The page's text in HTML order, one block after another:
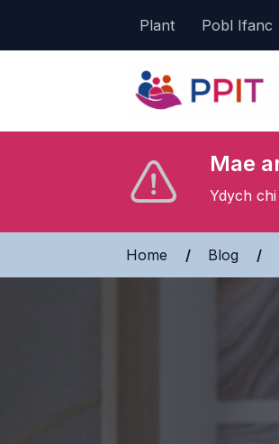
Plant Pobl Ifanc
Mae
Ydych
Home » Blog »